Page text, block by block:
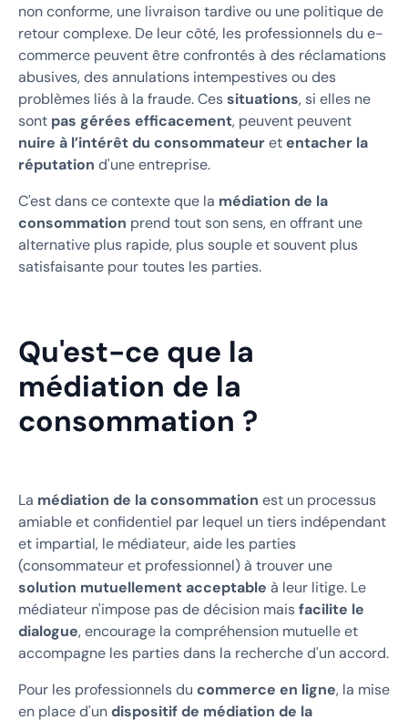
non conforme, une livraison tardive ou une politique de
retour complexe. De leur côté, les professionnels du e-
commerce peuvent être confrontés à des réclamations
abusives, des annulations intempestives ou des
problèmes liés à la fraude. Cessituations, si elles ne
sont pas gérées efficacement, peuvent peuvent
nuire à l’intérêt du consommateuretentacher la
réputation d'une entreprise.
C'est dans ce contexte que la médiation de la
consommation prend tout son sens, en offrant une
alternative plus rapide, plus souple et souvent plus
satisfaisante pour toutes les parties.
Qu'est-ce que la
médiation de la
consommation ?
La médiation de la consommation est un processus
amiable et confidentiel par lequel un tiers indépendant
et impartial, le médiateur, aide les parties
(consommateur et professionnel) à trouver une
solution mutuellement acceptable à leur litige. Le
médiateur n'impose pas de décision maisfacilite le
dialogue, encourage la compréhension mutuelle et
accompagne les parties dans la recherche d'un accord.
Pour les professionnels du commerce en ligne, la mise
en place d'undispositif de médiation de la